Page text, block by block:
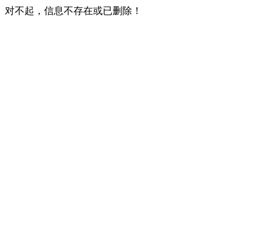
对不起，信息不存在或已删除！